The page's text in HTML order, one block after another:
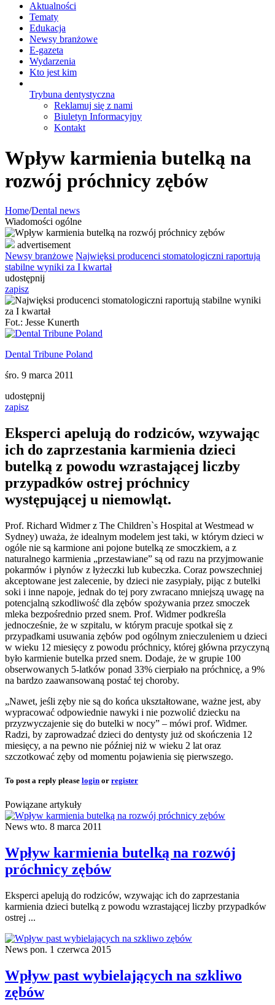
Aktualności
Tematy
Edukacja
Newsy branżowe
E-gazeta
Wydarzenia
Kto jest kim
Trybuna dentystyczna
Reklamuj się z nami
Biuletyn Informacyjny
Kontakt
Wpływ karmienia butelką na
rozwój próchnicy zębów
Home/Dental news
Wiadomości ogólne
advertisement
Newsy branżowe Najwięksi producenci stomatologiczni raportują
stabilne wyniki za I kwartał
udostępnij
zapisz
Fot.: Jesse Kunerth
Dental Tribune Poland
śro. 9 marca 2011
udostępnij
zapisz
Eksperci apelują do rodziców, wzywając
ich do zaprzestania karmienia dzieci
butelką z powodu wzrastającej liczby
przypadków ostrej próchnicy
występującej u niemowląt.
Prof. Richard Widmer z The Children`s Hospital at Westmead w
Sydney) uważa, że idealnym modelem jest taki, w którym dzieci w
ogóle nie są karmione ani pojone butelką ze smoczkiem, a z
naturalnego karmienia „przestawiane” są od razu na przyjmowanie
pokarmów i płynów z łyżeczki lub kubeczka. Coraz powszechniej
akceptowane jest zalecenie, by dzieci nie zasypiały, pijąc z butelki
soki i inne napoje, jednak do tej pory zwracano mniejszą uwagę na
potencjalną szkodliwość dla zębów spożywania przez smoczek
mleka bezpośrednio przed snem. Prof. Widmer podkreśla
jednocześnie, że w szpitalu, w którym pracuje spotkał się z
przypadkami usuwania zębów pod ogólnym znieczuleniem u dzieci
w wieku 12 miesięcy z powodu próchnicy, której główna przyczyną
było karmienie butelka przed snem. Dodaje, że w grupie 100
obserwowanych 5-latków ponad 33% cierpiało na próchnicę, a 9%
na bardzo zaawansowaną postać tej choroby.
„Nawet, jeśli zęby nie są do końca ukształtowane, ważne jest, aby
wypracować odpowiednie nawyki i nie pozwolić dziecku na
przyzwyczajenie się do butelki w nocy” – mówi prof. Widmer.
Radzi, by zaprowadzać dzieci do dentysty już od skończenia 12
miesięcy, a na pewno nie później niż w wieku 2 lat oraz
szczotkować zęby od momentu pojawienia się pierwszego.
To post a reply please login or register
Powiązane artykuły
News wto. 8 marca 2011
Wpływ karmienia butelką na rozwój
próchnicy zębów
Eksperci apelują do rodziców, wzywając ich do zaprzestania
karmienia dzieci butelką z powodu wzrastającej liczby przypadków
ostrej ...
News pon. 1 czerwca 2015
Wpływ past wybielających na szkliwo
zębów